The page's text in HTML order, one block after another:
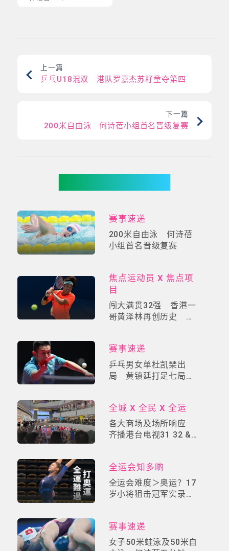
上一篇
乒乓U18混双 港队罗嘉杰苏籽童夺第四
下一篇
200米自由泳 何诗蓓小组首名晋级复赛
赛事速递
200米自由泳 何诗蓓
小组首名晋级复赛
焦点运动员 X 焦点项
目
闯大满贯32强 香港一
哥黄泽林再创历史 网
赛事速递
乒乓男女单杜凯琹出
局 黄镇廷打足七局晋
全城 X 全民 X 全运
各大商场及场所响应
齐播港台电视31 32 &
全运会知多啲
全运会难度＞奥运？17
岁小将狙击冠军实录！
赛事速递
女子50米蛙泳及50米自